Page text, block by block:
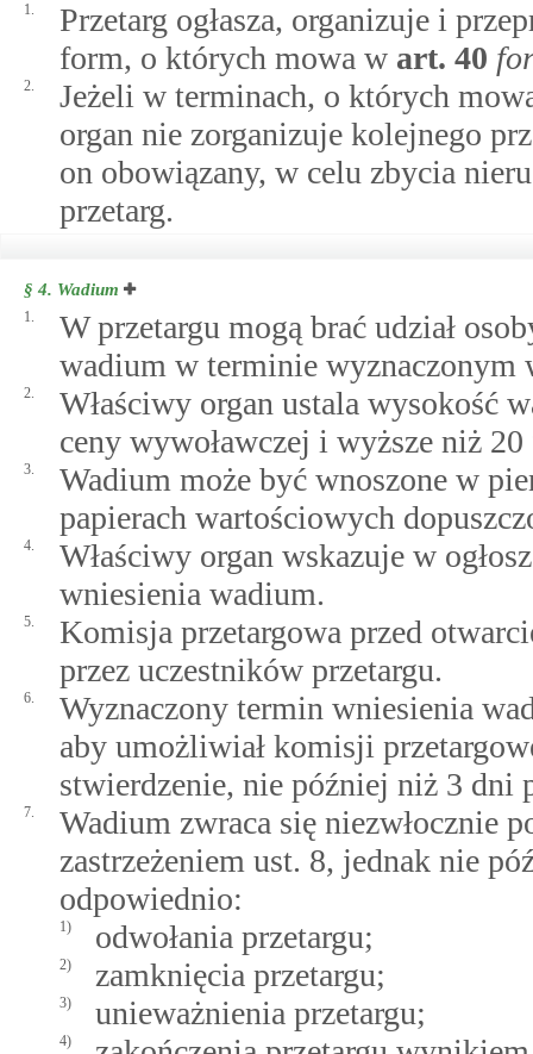
1.
Przetarg ogłasza, organizuje i
form, o których mowa w art. 40
2.
Jeżeli w terminach, o których
organ nie zorganizuje kolejnego
on obowiązany, w celu zbycia
przetarg.
§ 4. Wadium
1.
W przetargu mogą brać udział
wadium w terminie wyznaczonym
2.
Właściwy organ ustala wysokość
ceny wywoławczej i wyższe niż 20
3.
Wadium może być wnoszone w
papierach wartościowych
4.
Właściwy organ wskazuje w
wniesienia wadium.
5.
Komisja przetargowa przed
przez uczestników przetargu.
6.
Wyznaczony termin wniesienia
aby umożliwiał komisji
stwierdzenie, nie później niż 3 dni
7.
Wadium zwraca się niezwłocznie
zastrzeżeniem ust. 8, jednak nie
odpowiednio:
1) odwołania przetargu;
2) zamknięcia przetargu;
3) unieważnienia przetargu;
4)